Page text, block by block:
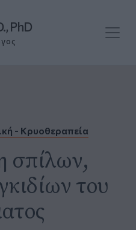
PhD
- Κρυοθεραπεία
σπίλων,
του